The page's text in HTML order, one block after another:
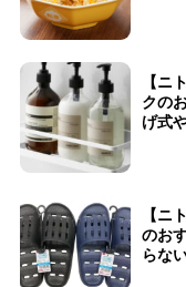
【
クの
げ式
【
のお
らな